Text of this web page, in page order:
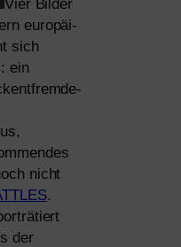
Vier Bilder
euro­päi­
sich
ein
nicht
.
ätiert
der